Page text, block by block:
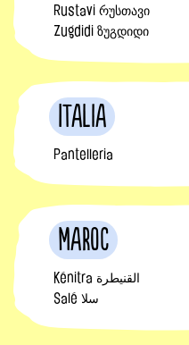
Rustavi რუსთავი
Zugdidi ზუგდიდი
Italia
Pantelleria
Maroc
Kénitra القنيطرة
Salé سلا